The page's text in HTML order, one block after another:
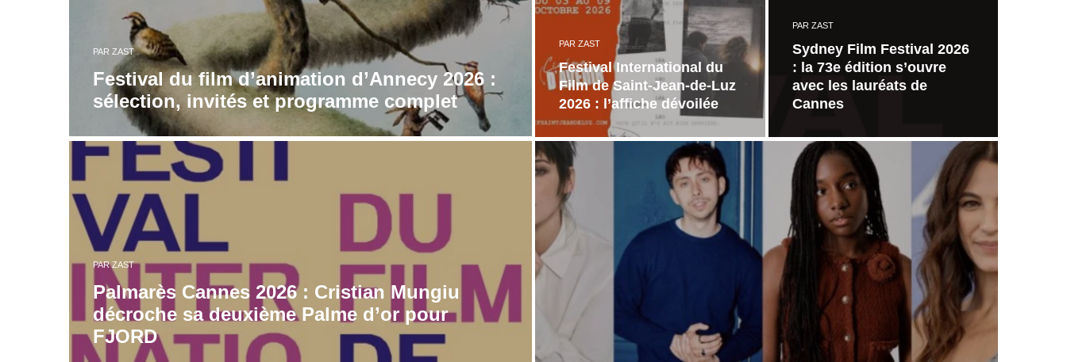
PAR ZAST
Festival du film d’animation d’Annecy 2026 :
sélection, invités et programme complet
PAR ZAST
Festival International du
Film de Saint-Jean-de-Luz
2026 : l’affiche dévoilée
PAR ZAST
Sydney Film Festival 2026
: la 73e édition s’ouvre
avec les lauréats de
Cannes
PARZAST
Palmarès Cannes 2026 : Cristian Mungiu
décroche sa deuxième Palme d’or pour
FJORD